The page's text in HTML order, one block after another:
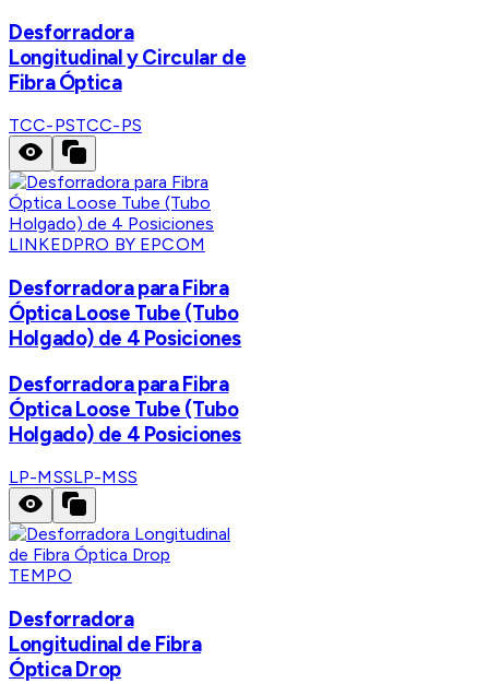
Desforradora
Longitudinal y Circular de
Fibra Óptica
TCC-PSTCC-PS
LINKEDPRO BY EPCOM
Desforradora para Fibra
Óptica Loose Tube (Tubo
Holgado) de 4 Posiciones
Desforradora para Fibra
Óptica Loose Tube (Tubo
Holgado) de 4 Posiciones
LP-MSSLP-MSS
TEMPO
Desforradora
Longitudinal de Fibra
Óptica Drop